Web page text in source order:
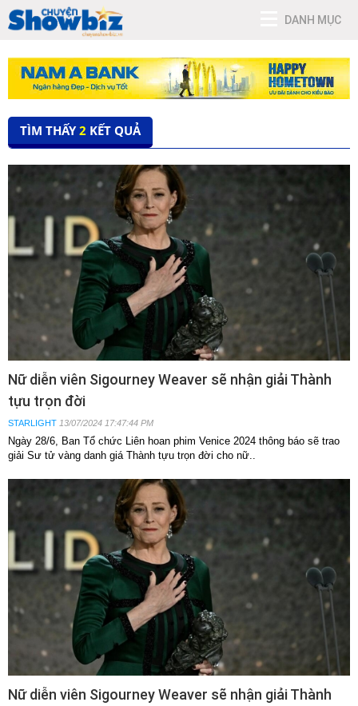
DANH MỤC
TÌM THẤY2 KẾT QUẢ
Nữ diễn viên Sigourney Weaver sẽ nhận giải Thành
tựu trọn đời
STARLIGHT 13/07/2024 17:47:44 PM
Ngày 28/6, Ban Tổ chức Liên hoan phim Venice 2024 thông báo sẽ trao
giải Sư tử vàng danh giá Thành tựu trọn đời cho nữ..
Nữ diễn viên Sigourney Weaver sẽ nhận giải Thành